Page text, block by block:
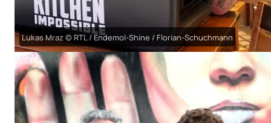
Lukas Mraz © RTL / Endemol-Shine / Florian-Schuchmann